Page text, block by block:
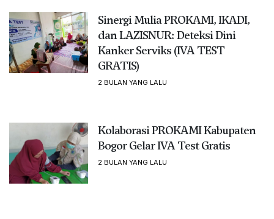
Sinergi Mulia PROKAMI, IKADI,
dan LAZISNUR: Deteksi Dini
Kanker Serviks (IVA TEST
GRATIS)
2 BULAN YANG LALU
Kolaborasi PROKAMI Kabupaten
Bogor Gelar IVA Test Gratis
2 BULAN YANG LALU